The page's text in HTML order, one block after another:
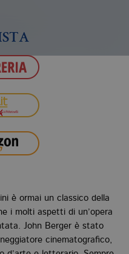
è ormai un classico della
i molti aspetti di un’opera
John Berger è stato
cinematografico,